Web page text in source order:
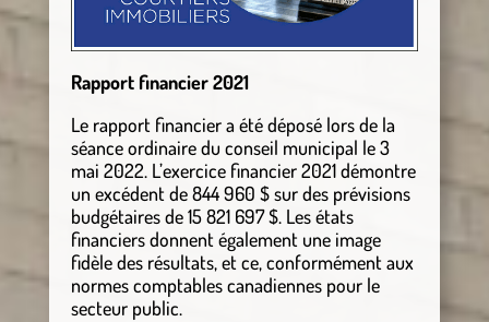
Rapport financier 2021
Le rapport financier a été déposé lors de la
séance ordinaire du conseil municipal le 3
mai 2022. L’exercice financier 2021 démontre
un excédent de 844 960 $ sur des prévisions
budgétaires de 15 821 697 $. Les états
financiers donnent également une image
fidèle des résultats, et ce, conformément aux
normes comptables canadiennes pour le
secteur public.